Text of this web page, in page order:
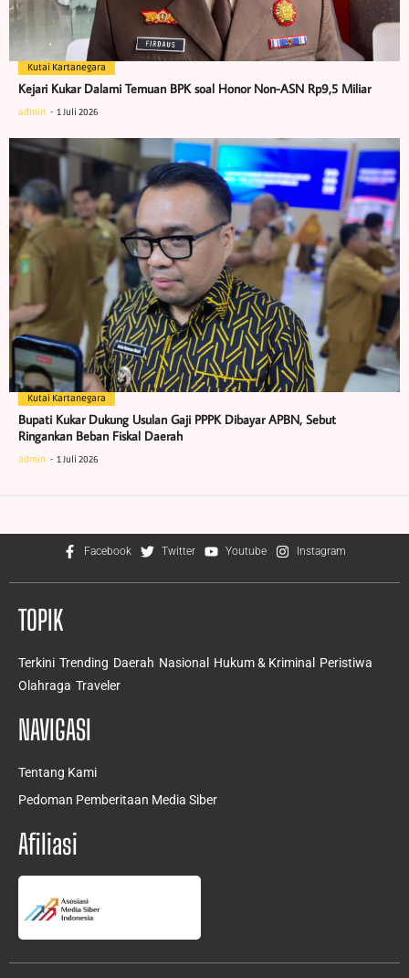
Kutai Kartanegara
Kejari Kukar Dalami Temuan BPK soal Honor Non-ASN Rp9,5 Miliar
admin 1 Juli 2026
Kutai Kartanegara
Bupati Kukar Dukung Usulan Gaji PPPK Dibayar APBN, Sebut
Ringankan Beban Fiskal Daerah
admin 1 Juli 2026
Facebook Twitter Youtube Instagram
TOPIK
Terkini Trending Daerah Nasional Hukum & Kriminal
Peristiwa
Olahraga Traveler
NAVIGASI
Tentang Kami
Pedoman Pemberitaan Media Siber
Afiliasi